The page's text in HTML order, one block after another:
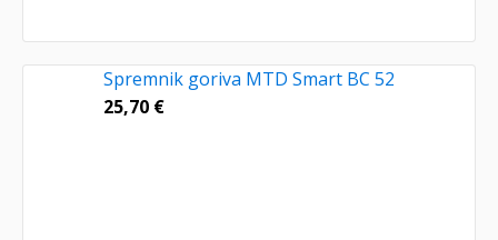
Spremnik goriva MTD Smart BC 52
25,70 €